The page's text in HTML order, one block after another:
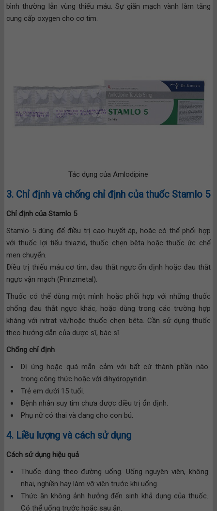
bình thường lẫn vùng thiếu máu. Sự giãn mạch vành làm tăng
cung cấp oxygen cho cơ tim.
Tác dụng của Amlodipine
3. Chỉ định và chống chỉ định của thuốc Stamlo 5
Chỉ định của Stamlo 5
Stamlo 5 dùng để điều trị cao huyết áp, hoặc có thể phối hợp
với thuốc lợi tiểu thiazid, thuốc chẹn bêta hoặc thuốc ức chế
men chuyển.
Ðiều trị thiếu máu cơ tim, đau thắt ngực ổn định hoặc đau thắt
ngực vận mạch (Prinzmetal).
Thuốc có thể dùng một mình hoặc phối hợp với những thuốc
chống đau thắt ngực khác, hoặc dùng trong các trường hợp
kháng với nitrat và/hoặc thuốc chẹn bêta. Cần sử dụng thuốc
theo hướng dẫn của dược sĩ, bác sĩ.
Chống chỉ định
Dị ứng hoặc quá mẫn cảm với bất cứ thành phần nào
trong công thức hoặc với dihydropyridin.
Trẻ em dưới 15 tuổi.
Bệnh nhân suy tim chưa được điều trị ổn định.
Phụ nữ có thai và đang cho con bú.
4. Liều lượng và cách sử dụng
Cách sử dụng hiệu quả
Thuốc dùng theo đường uống. Uống nguyên viên, không
nhai, nghiền hay làm vỡ viên trước khi uống.
Thức ăn không ảnh hưởng đến sinh khả dụng của thuốc.
Có thể uống trước hoặc sau ăn.